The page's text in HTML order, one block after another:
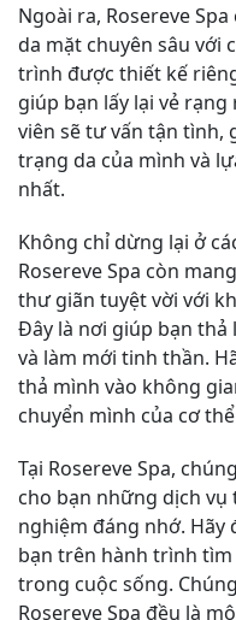
Ngoài ra, Rosereve
da mặt chuyên sâu với
trình được thiết kế
giúp bạn lấy lại vẻ
viên sẽ tư vấn tận tình,
trạng da của mình và
nhất.
Không chỉ dừng lại ở
Rosereve Spa còn
thư giãn tuyệt vời với
Đây là nơi giúp bạn thả
và làm mới tinh thần.
thả mình vào không
chuyển mình của cơ
Tại Rosereve Spa,
cho bạn những dịch
nghiệm đáng nhớ.
bạn trên hành trình tìm
trong cuộc sống.
Rosereve Spa đều là